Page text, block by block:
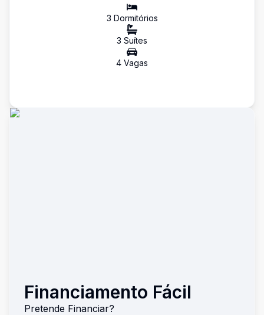
3 Dormitórios
3 Suítes
4 Vagas
Financiamento Fácil
Pretende Financiar?